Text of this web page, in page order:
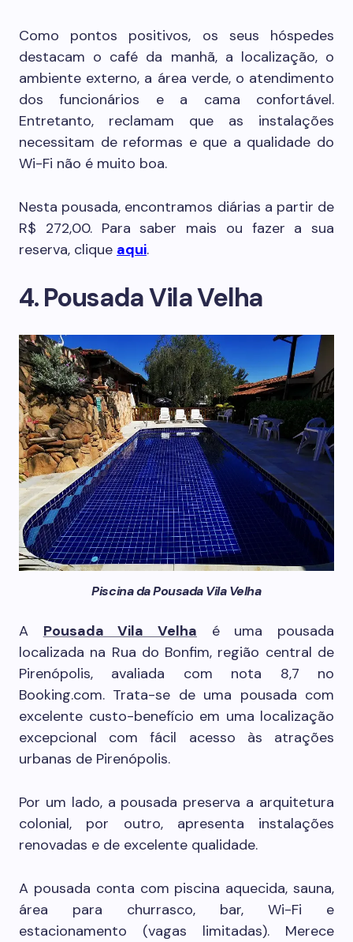
Como pontos positivos, os seus hóspedes
destacam o café da manhã, a localização, o
ambiente externo, a área verde, o atendimento
dos funcionários e a cama confortável.
Entretanto, reclamam que as instalações
necessitam de reformas e que a qualidade do
Wi-Fi não é muito boa.
Nesta pousada, encontramos diárias a partir de
R$ 272,00. Para saber mais ou fazer a sua
reserva, clique aqui.
4. Pousada Vila Velha
Piscina da Pousada Vila Velha
A Pousada Vila Velha é uma pousada
localizada na Rua do Bonfim, região central de
Pirenópolis, avaliada com nota 8,7 no
Booking.com. Trata-se de uma pousada com
excelente custo-benefício em uma localização
excepcional com fácil acesso às atrações
urbanas de Pirenópolis.
Por um lado, a pousada preserva a arquitetura
colonial, por outro, apresenta instalações
renovadas e de excelente qualidade.
A pousada conta com piscina aquecida, sauna,
área para churrasco, bar, Wi-Fi e
estacionamento (vagas limitadas). Merece